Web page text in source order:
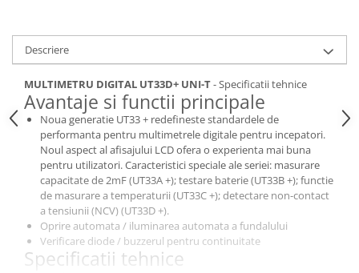
Descriere
MULTIMETRU DIGITAL UT33D+ UNI-T- Specificatii tehnice
Avantaje si functii principale
Noua generatie UT33 + redefineste standardele de
performanta pentru multimetrele digitale pentru incepatori.
Noul aspect al afisajului LCD ofera o experienta mai buna
pentru utilizatori. Caracteristici speciale ale seriei: masurare
capacitate de 2mF (UT33A +); testare baterie (UT33B +); functie
de masurare a temperaturii (UT33C +); detectare non-contact
a tensiunii (NCV) (UT33D +).
Oprire automata / iluminarea automata a fundalului
Verificare diode / buzzerul pentru continuitate
Specificatii tehnice